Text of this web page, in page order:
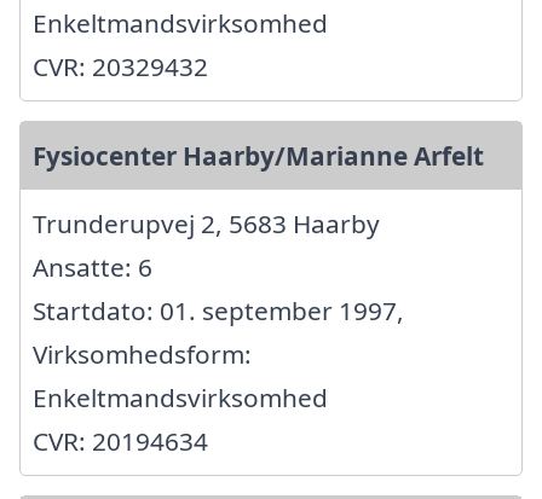
Enkeltmandsvirksomhed
CVR: 20329432
Fysiocenter Haarby/Marianne Arfelt
Trunderupvej 2, 5683 Haarby
Ansatte: 6
Startdato: 01. september 1997,
Virksomhedsform:
Enkeltmandsvirksomhed
CVR: 20194634